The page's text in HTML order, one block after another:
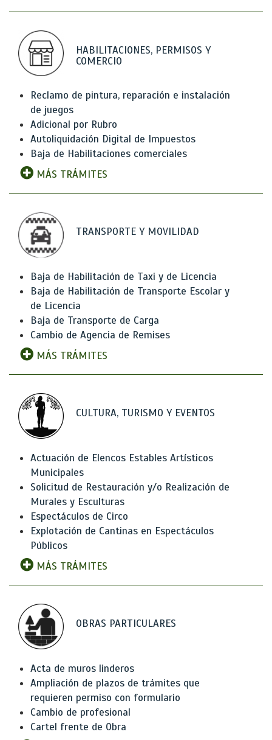
HABILITACIONES, PERMISOS Y
COMERCIO
Reclamo de pintura, reparación e instalación
de juegos
Adicional por Rubro
Autoliquidación Digital de Impuestos
Baja de Habilitaciones comerciales
MÁS TRÁMITES
TRANSPORTE Y MOVILIDAD
Baja de Habilitación de Taxi y de Licencia
Baja de Habilitación de Transporte Escolar y
de Licencia
Baja de Transporte de Carga
Cambio de Agencia de Remises
MÁS TRÁMITES
CULTURA, TURISMO Y EVENTOS
Actuación de Elencos Estables Artísticos
Municipales
Solicitud de Restauración y/o Realización de
Murales y Esculturas
Espectáculos de Circo
Explotación de Cantinas en Espectáculos
Públicos
MÁS TRÁMITES
OBRAS PARTICULARES
Acta de muros linderos
Ampliación de plazos de trámites que
requieren permiso con formulario
Cambio de profesional
Cartel frente de Obra